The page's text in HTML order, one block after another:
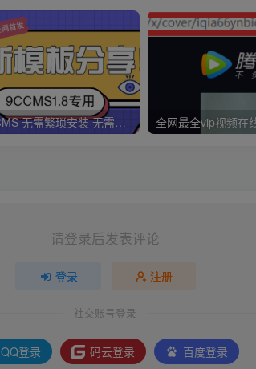
久草CMS 无需繁琐安装 无需配置CK 无需手动更新 一分钟拥有30000视频资源
请登录后发表评论
登录 注册
社交账号登录
QQ登录 码云登录 百度登录